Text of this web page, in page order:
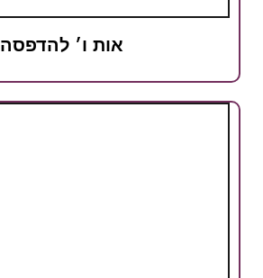
אות ו׳ להדפסה